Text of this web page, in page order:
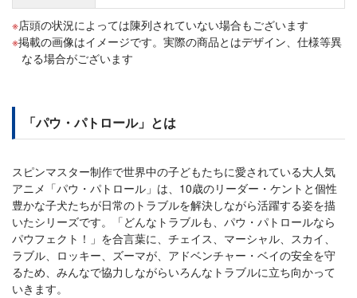
店頭の状況によっては陳列されていない場合もございます
掲載の画像はイメージです。実際の商品とはデザイン、仕様等異
なる場合がございます
「パウ・パトロール」とは
スピンマスター制作で世界中の子どもたちに愛されている大人気
アニメ「パウ・パトロール」は、10歳のリーダー・ケントと個性
豊かな子犬たちが日常のトラブルを解決しながら活躍する姿を描
いたシリーズです。「どんなトラブルも、パウ・パトロールなら
パウフェクト！」を合言葉に、チェイス、マーシャル、スカイ、
ラブル、ロッキー、ズーマが、アドベンチャー・ベイの安全を守
るため、みんなで協力しながらいろんなトラブルに立ち向かって
いきます。